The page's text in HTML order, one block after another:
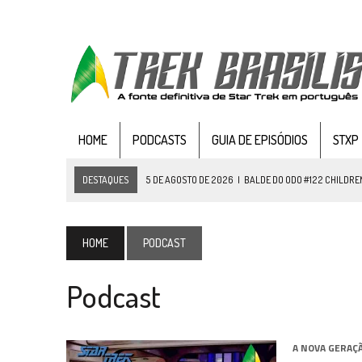
HOME PODCASTS GUIA DE EPISÓDIOS STXP
DESTAQUES 5 DE AGOSTO DE 2026 | BALDE DO ODO #122
3 DE AGOSTO DE 2026 | PARAMOUNT E CBS DERRUBAM NOVO VÍDEO
2 DE AGOSTO DE 2026
31 DE JULHO DE 2026 | GRANDES JORNADAS | QUATRO EPISÓDIOS DE
HOME PODCAST
Podcast
A NOVA